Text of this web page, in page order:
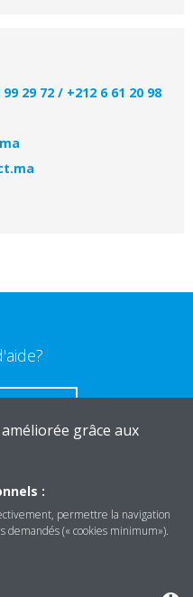
29 72 / +212 6 61 20 98
grâce aux
:
permettre la navigation
(« cookies minimum»).